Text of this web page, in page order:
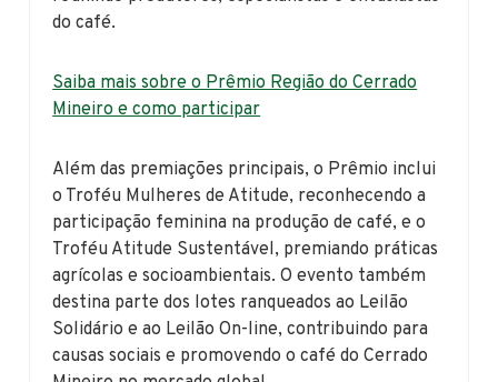
do café.
Saiba mais sobre o Prêmio Região do Cerrado
Mineiro e como participar
Além das premiações principais, o Prêmio inclui
o Troféu Mulheres de Atitude, reconhecendo a
participação feminina na produção de café, e o
Troféu Atitude Sustentável, premiando práticas
agrícolas e socioambientais. O evento também
destina parte dos lotes ranqueados ao Leilão
Solidário e ao Leilão On-line, contribuindo para
causas sociais e promovendo o café do Cerrado